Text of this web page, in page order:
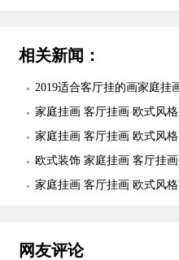
相关新闻：
2019适合客厅挂的画家庭挂
户订制作品安装实际图
家庭挂画 客厅挂画 欧式风
品安装实际图
家庭挂画 客厅挂画 欧式风
品安装实际图
欧式装饰 家庭挂画 客厅挂
户订制作品安装实际图
家庭挂画 客厅挂画 欧式风
网友评论